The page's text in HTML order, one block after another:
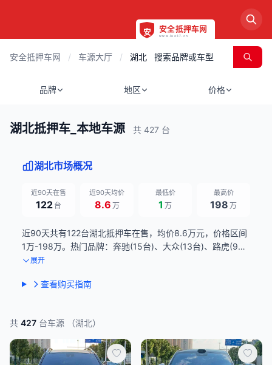
安全抵押车网 / 车源大厅 / 湖北
品牌 地区 价格
湖北抵押车_本地车源 共 427 台
湖北市场概况
近90天在售
122 台
近90天均价
8.6 万
最低价
1 万
最高价
198 万
近90天共有122台湖北抵押车在售，均价8.6万元，价格区间
1万-198万。热门品牌：奔驰(15台)、大众(13台)、路虎(9
台)。数据来源：近90天滚动统计，每日更新。
展开
查看购买指南
共 427 台车源 （湖北）